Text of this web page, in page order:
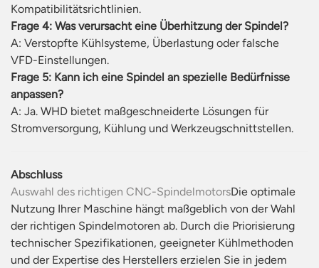
Kompatibilitätsrichtlinien.
Frage 4: Was verursacht eine Überhitzung der Spindel?
A: Verstopfte Kühlsysteme, Überlastung oder falsche
VFD-Einstellungen.
Frage 5: Kann ich eine Spindel an spezielle Bedürfnisse
anpassen?
A: Ja. WHD bietet maßgeschneiderte Lösungen für
Stromversorgung, Kühlung und Werkzeugschnittstellen.
Abschluss
Auswahl des richtigen CNC-SpindelmotorsDie optimale
Nutzung Ihrer Maschine hängt maßgeblich von der Wahl
der richtigen Spindelmotoren ab. Durch die Priorisierung
technischer Spezifikationen, geeigneter Kühlmethoden
und der Expertise des Herstellers erzielen Sie in jedem